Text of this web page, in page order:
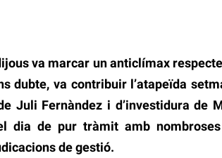
va marcar un anticlímax
dubte, va contribuir l’atapeïda
Juli Fernàndez i d’investidura de
dia de pur tràmit amb
de gestió.